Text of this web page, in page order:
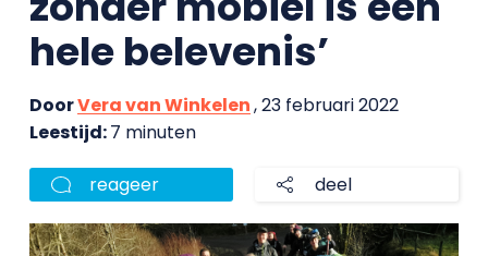
hele belevenis’
DoorVera van Winkelen, 23 februari 2022
Leestijd:7 minuten
reageer deel